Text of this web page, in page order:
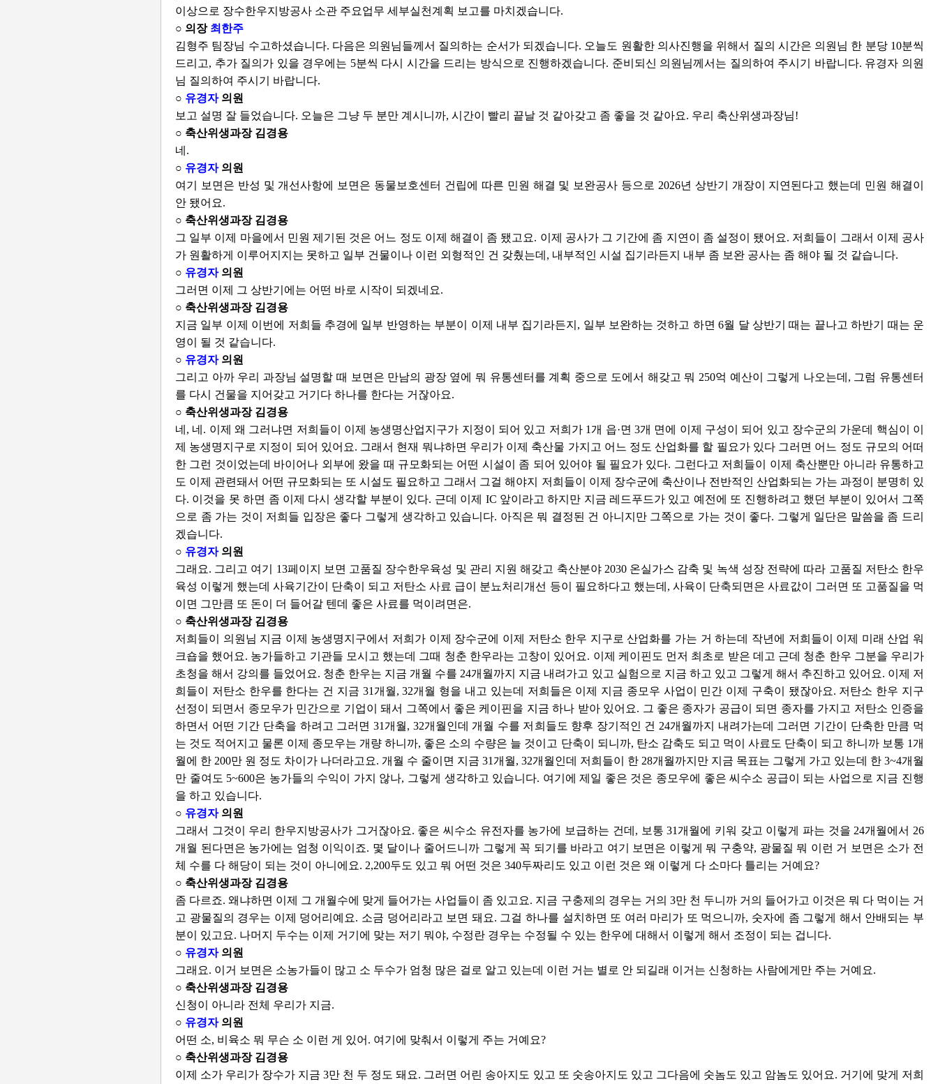
이상으로 장수한우지방공사 소관 주요업무 세부실천계획 보고를 마치겠습니다.
○ 의장 최한주
김형주 팀장님 수고하셨습니다. 다음은 의원님들께서 질의하는 순서가 되겠습니다. 오늘도 원활한 의사진행을 위해서 질의 시간은 의원님 한 분당 10분씩
드리고, 추가 질의가 있을 경우에는 5분씩 다시 시간을 드리는 방식으로 진행하겠습니다. 준비되신 의원님께서는 질의하여 주시기 바랍니다. 유경자 의원
님 질의하여 주시기 바랍니다.
○ 유경자의원
보고 설명 잘 들었습니다. 오늘은 그냥 두 분만 계시니까, 시간이 빨리 끝날 것 같아갖고 좀 좋을 것 같아요. 우리 축산위생과장님!
○ 축산위생과장 김경용
네.
○ 유경자의원
여기 보면은 반성 및 개선사항에 보면은 동물보호센터 건립에 따른 민원 해결 및 보완공사 등으로 2026년 상반기 개장이 지연된다고 했는데 민원 해결이
안 됐어요.
○ 축산위생과장 김경용
그 일부 이제 마을에서 민원 제기된 것은 어느 정도 이제 해결이 좀 됐고요. 이제 공사가 그 기간에 좀 지연이 좀 설정이 됐어요. 저희들이 그래서 이제 공사
가 원활하게 이루어지지는 못하고 일부 건물이나 이런 외형적인 건 갖췄는데, 내부적인 시설 집기라든지 내부 좀 보완 공사는 좀 해야 될 것 같습니다.
○ 유경자의원
그러면 이제 그 상반기에는 어떤 바로 시작이 되겠네요.
○ 축산위생과장 김경용
지금 일부 이제 이번에 저희들 추경에 일부 반영하는 부분이 이제 내부 집기라든지, 일부 보완하는 것하고 하면 6월 달 상반기 때는 끝나고 하반기 때는 운
영이 될 것 같습니다.
○ 유경자의원
그리고 아까 우리 과장님 설명할 때 보면은 만남의 광장 옆에 뭐 유통센터를 계획 중으로 도에서 해갖고 뭐 250억 예산이 그렇게 나오는데, 그럼 유통센터
를 다시 건물을 지어갖고 거기다 하나를 한다는 거잖아요.
○ 축산위생과장 김경용
네, 네. 이제 왜 그러냐면 저희들이 이제 농생명산업지구가 지정이 되어 있고 저희가 1개 읍·면 3개 면에 이제 구성이 되어 있고 장수군의 가운데 핵심이 이
제 농생명지구로 지정이 되어 있어요. 그래서 현재 뭐냐하면 우리가 이제 축산물 가지고 어느 정도 산업화를 할 필요가 있다 그러면 어느 정도 규모의 어떠
한 그런 것이었는데 바이어나 외부에 왔을 때 규모화되는 어떤 시설이 좀 되어 있어야 될 필요가 있다. 그런다고 저희들이 이제 축산뿐만 아니라 유통하고
도 이제 관련돼서 어떤 규모화되는 또 시설도 필요하고 그래서 그걸 해야지 저희들이 이제 장수군에 축산이나 전반적인 산업화되는 가는 과정이 분명히 있
다. 이것을 못 하면 좀 이제 다시 생각할 부분이 있다. 근데 이제 IC 앞이라고 하지만 지금 레드푸드가 있고 예전에 또 진행하려고 했던 부분이 있어서 그쪽
으로 좀 가는 것이 저희들 입장은 좋다 그렇게 생각하고 있습니다. 아직은 뭐 결정된 건 아니지만 그쪽으로 가는 것이 좋다. 그렇게 일단은 말씀을 좀 드리
겠습니다.
○ 유경자의원
그래요. 그리고 여기 13페이지 보면 고품질 장수한우육성 및 관리 지원 해갖고 축산분야 2030 온실가스 감축 및 녹색 성장 전략에 따라 고품질 저탄소 한우
육성 이렇게 했는데 사육기간이 단축이 되고 저탄소 사료 급이 분뇨처리개선 등이 필요하다고 했는데, 사육이 단축되면은 사료값이 그러면 또 고품질을 먹
이면 그만큼 또 돈이 더 들어갈 텐데 좋은 사료를 먹이려면은.
○ 축산위생과장 김경용
저희들이 의원님 지금 이제 농생명지구에서 저희가 이제 장수군에 이제 저탄소 한우 지구로 산업화를 가는 거 하는데 작년에 저희들이 이제 미래 산업 워
크숍을 했어요. 농가들하고 기관들 모시고 했는데 그때 청춘 한우라는 고창이 있어요. 이제 케이핀도 먼저 최초로 받은 데고 근데 청춘 한우 그분을 우리가
초청을 해서 강의를 들었어요. 청춘 한우는 지금 개월 수를 24개월까지 지금 내려가고 있고 실험으로 지금 하고 있고 그렇게 해서 추진하고 있어요. 이제 저
희들이 저탄소 한우를 한다는 건 지금 31개월, 32개월 형을 내고 있는데 저희들은 이제 지금 종모우 사업이 민간 이제 구축이 됐잖아요. 저탄소 한우 지구
선정이 되면서 종모우가 민간으로 기업이 돼서 그쪽에서 좋은 케이핀을 지금 하나 받아 있어요. 그 좋은 종자가 공급이 되면 종자를 가지고 저탄소 인증을
하면서 어떤 기간 단축을 하려고 그러면 31개월, 32개월인데 개월 수를 저희들도 향후 장기적인 건 24개월까지 내려가는데 그러면 기간이 단축한 만큼 먹
는 것도 적어지고 물론 이제 종모우는 개량 하니까, 좋은 소의 수량은 늘 것이고 단축이 되니까, 탄소 감축도 되고 먹이 사료도 단축이 되고 하니까 보통 1개
월에 한 200만 원 정도 차이가 나더라고요. 개월 수 줄이면 지금 31개월, 32개월인데 저희들이 한 28개월까지만 지금 목표는 그렇게 가고 있는데 한 3~4개월
만 줄여도 5~600은 농가들의 수익이 가지 않나, 그렇게 생각하고 있습니다. 여기에 제일 좋은 것은 종모우에 좋은 씨수소 공급이 되는 사업으로 지금 진행
을 하고 있습니다.
○ 유경자의원
그래서 그것이 우리 한우지방공사가 그거잖아요. 좋은 씨수소 유전자를 농가에 보급하는 건데, 보통 31개월에 키워 갖고 이렇게 파는 것을 24개월에서 26
개월 된다면은 농가에는 엄청 이익이죠. 몇 달이나 줄어드니까 그렇게 꼭 되기를 바라고 여기 보면은 이렇게 뭐 구충약, 광물질 뭐 이런 거 보면은 소가 전
체 수를 다 해당이 되는 것이 아니에요. 2,200두도 있고 뭐 어떤 것은 340두짜리도 있고 이런 것은 왜 이렇게 다 소마다 틀리는 거예요?
○ 축산위생과장 김경용
좀 다르죠. 왜냐하면 이제 그 개월수에 맞게 들어가는 사업들이 좀 있고요. 지금 구충제의 경우는 거의 3만 천 두니까 거의 들어가고 이것은 뭐 다 먹이는 거
고 광물질의 경우는 이제 덩어리예요. 소금 덩어리라고 보면 돼요. 그걸 하나를 설치하면 또 여러 마리가 또 먹으니까, 숫자에 좀 그렇게 해서 안배되는 부
분이 있고요. 나머지 두수는 이제 거기에 맞는 저기 뭐야, 수정란 경우는 수정될 수 있는 한우에 대해서 이렇게 해서 조정이 되는 겁니다.
○ 유경자의원
그래요. 이거 보면은 소농가들이 많고 소 두수가 엄청 많은 걸로 알고 있는데 이런 거는 별로 안 되길래 이거는 신청하는 사람에게만 주는 거예요.
○ 축산위생과장 김경용
신청이 아니라 전체 우리가 지금.
○ 유경자의원
어떤 소, 비육소 뭐 무슨 소 이런 게 있어. 여기에 맞춰서 이렇게 주는 거예요?
○ 축산위생과장 김경용
이제 소가 우리가 장수가 지금 3만 천 두 정도 돼요. 그러면 어린 송아지도 있고 또 숫송아지도 있고 그다음에 숫놈도 있고 암놈도 있어요. 거기에 맞게 저희